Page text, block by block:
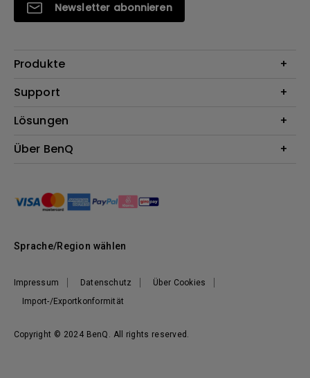
Newsletter abonnieren
Produkte
Beamer
Lampen
Webcams
Support
Kontakt
Reparaturservice
BenQ Blog
Lösungen
Für Unternehmen
Über BenQ
Nachhaltigkeit
News
Copyright © 2024 BenQ. All rights reserved.
Impressum Datenschutz
Über Cookies
Import-/Exportkonformität
Sprache/Region wählen